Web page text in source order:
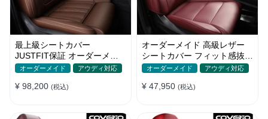
最上級シートカバー
JUSTFIT保証 オーダーメイ
ド 防水レザー 通気性 おしゃ
オーダーメイド アウディ対応
¥ 98,200 (税込)
オーダーメイド 高級レザー
シートカバー フィット感抜群
防水防汚 おしゃれ 全席セッ
オーダーメイド アウディ対応
¥ 47,950 (税込)